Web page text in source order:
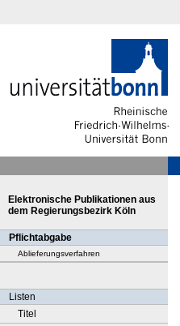
Elektronische Publikationen aus
dem Regierungsbezirk Köln
Pflichtabgabe
Ablieferungsverfahren
Listen
Titel